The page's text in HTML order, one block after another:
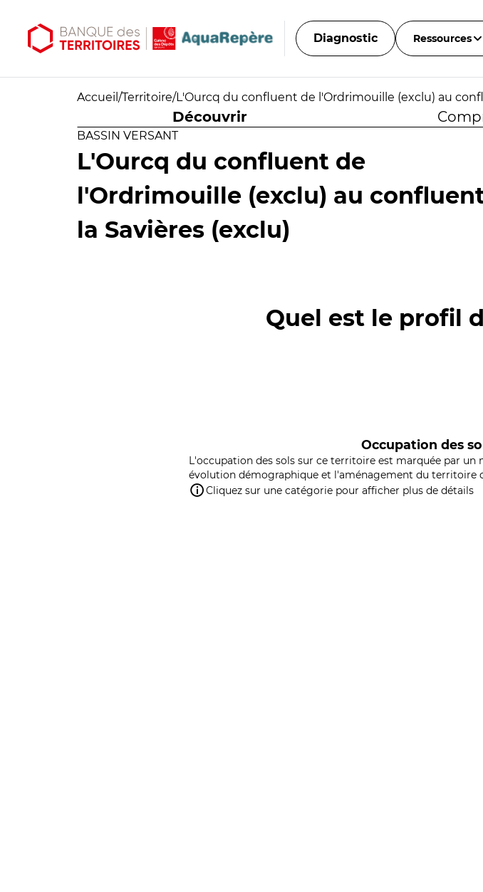
Diagnostic Ressources
Accueil /Territoire/L'Ourcq du confluent de l'Ordrimouille (exclu) au
Découvrir
BASSIN VERSANT
L'Ourcq du confluent de
l'Ordrimouille (exclu) au
la Savières (exclu)
Quel est le profil
Occupation des
L'occupation des sols sur ce territoire est marquée par un
évolution démographique et l'aménagement du territoire
Cliquez sur une catégorie pour afficher plus de détails